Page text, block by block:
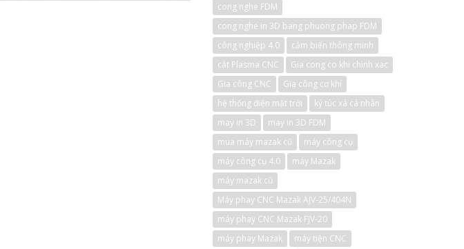
cong nghe FDM
cong nghe in 3D bang phuong phap FDM
công nghiệp 4.0
cảm biến thông minh
cắt Plasma CNC
Gia cong co khi chinh xac
Gia công CNC
Gia công cơ khí
hệ thống điện mặt trời
ký túc xá cá nhân
may in 3D
may in 3D FDM
mua máy mazak cũ
máy công cụ
máy công cụ 4.0
máy Mazak
máy mazak cũ
Máy phay CNC Mazak AJV-25/404N
máy phay CNC Mazak FJV-20
máy phay Mazak
máy tiện CNC